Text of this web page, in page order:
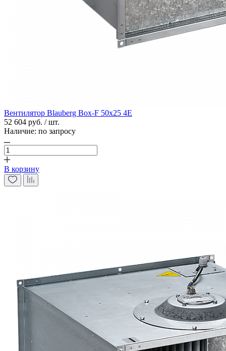
Вентилятор Blauberg Box-F 50х25 4E
52 604 руб. / шт.
Наличие: по запросу
В корзину